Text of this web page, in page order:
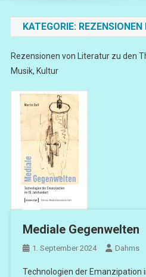
KATEGORIE:
Rezensionen von Literatur zu den
Musik, Kultur
Mediale Gegenwelten
1. September 2024 Dahms
Technologien der Emanzipation